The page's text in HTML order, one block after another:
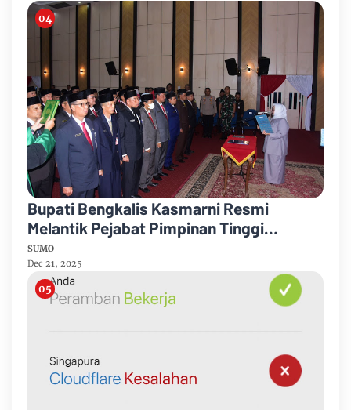
Bupati Bengkalis Kasmarni Resmi
Melantik Pejabat Pimpinan Tinggi
Pratama
SUMO
Dec 21, 2025